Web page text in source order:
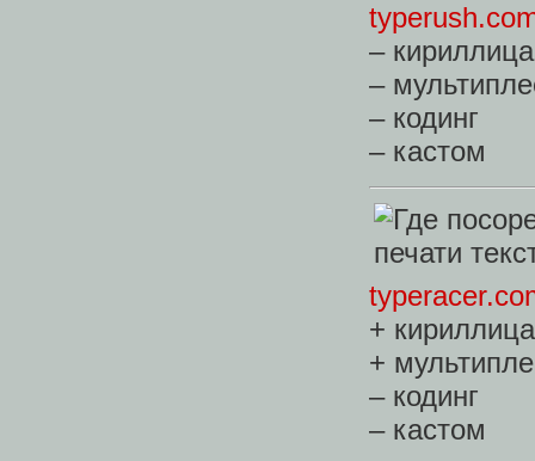
– кириллица
–
– кодинг
– кастом
+ кириллица
+
– кодинг
– кастом